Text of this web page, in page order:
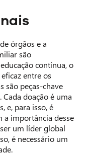
órgãos e a
são
contínua, o
entre os
são peças-chave
Cada doação é uma
e, para isso, é
a importância desse
um líder global
é necessário um